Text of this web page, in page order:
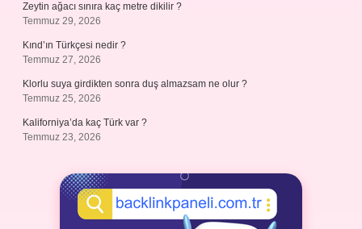
Zeytin ağacı sınıra kaç metre dikilir ?
Temmuz 29, 2026
Kınd’ın Türkçesi nedir ?
Temmuz 27, 2026
Klorlu suya girdikten sonra duş almazsam ne olur ?
Temmuz 25, 2026
Kaliforniya’da kaç Türk var ?
Temmuz 23, 2026